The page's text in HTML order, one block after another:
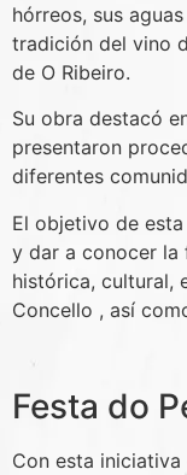
hórreos, sus
tradición del vino
de O Ribeiro.
Su obra destacó
presentaron
diferentes
El objetivo de
y dar a conocer la
histórica, cultural,
Concello , así
Festa do
Con esta